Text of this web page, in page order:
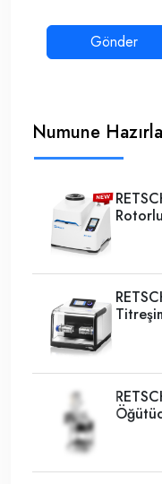
Numune